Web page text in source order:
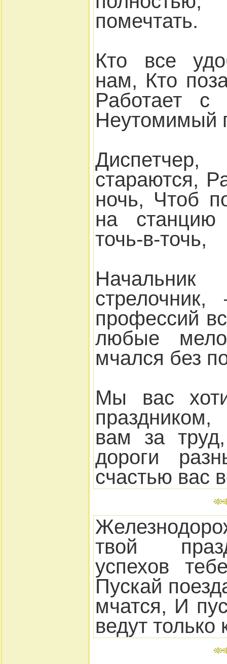
помечтать.
Кто все
нам, Кто
Работает с
Неутомимый
стараются,
ночь, Чтоб
на
точь-в-точь,
профессий
любые
мчался без
Мы вас
праздником,
вам за
дороги
счастью вас
твой
успехов
Пускай
мчатся, И
ведут только